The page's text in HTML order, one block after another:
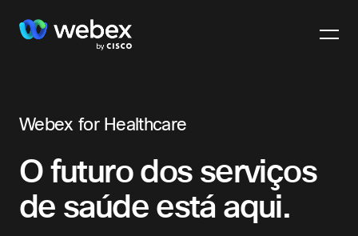
Webex forHealthcare
O futuro dos serviços
de saúde está aqui.